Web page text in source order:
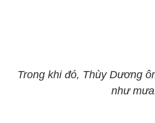
Trong khi đó, Thùy Dương
như